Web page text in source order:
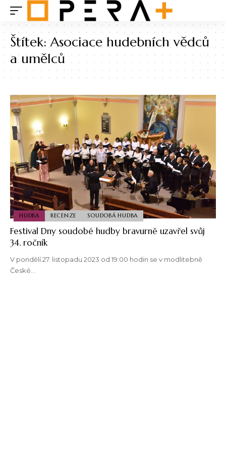
Štítek:Asociace hudebních vědců
a umělců
HUDBA RECENZE SOUDOBÁ HUDBA
Festival Dny soudobé hudby bravurně uzavřel svůj
34. ročník
V pondělí 27. listopadu 2023 od 19:00 hodin se v modlitebně
České…